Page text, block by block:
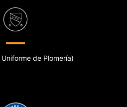
de Plomería)